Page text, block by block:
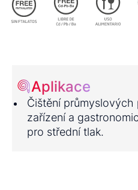
Aplikace
Čištění průmyslových
zařízení a
pro střední tlak.